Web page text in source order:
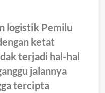
logistik Pemilu
ketat
terjadi hal-hal
jalannya
tercipta